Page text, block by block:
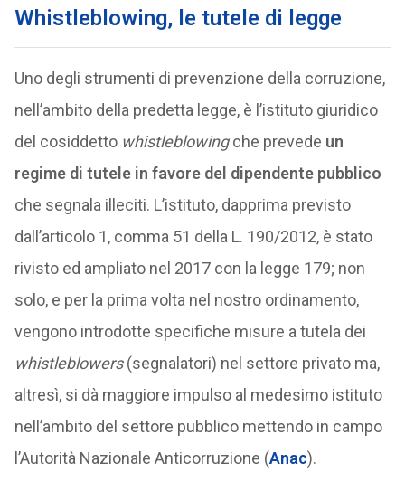
Whistleblowing, le tutele di legge
Uno degli strumenti di prevenzione della corruzione,
nell’ambito della predetta legge, è l’istituto giuridico
del cosiddetto whistleblowingche prevede un
regime di tutele in favore del dipendente pubblico
che segnala illeciti. L’istituto, dapprima previsto
dall’articolo 1, comma 51 della L. 190/2012, è stato
rivisto ed ampliato nel 2017 con la legge 179; non
solo, e per la prima volta nel nostro ordinamento,
vengono introdotte specifiche misure a tutela dei
whistleblowers(segnalatori) nel settore privato ma,
altresì, si dà maggiore impulso al medesimo istituto
nell’ambito del settore pubblico mettendo in campo
l’Autorità Nazionale Anticorruzione (Anac).